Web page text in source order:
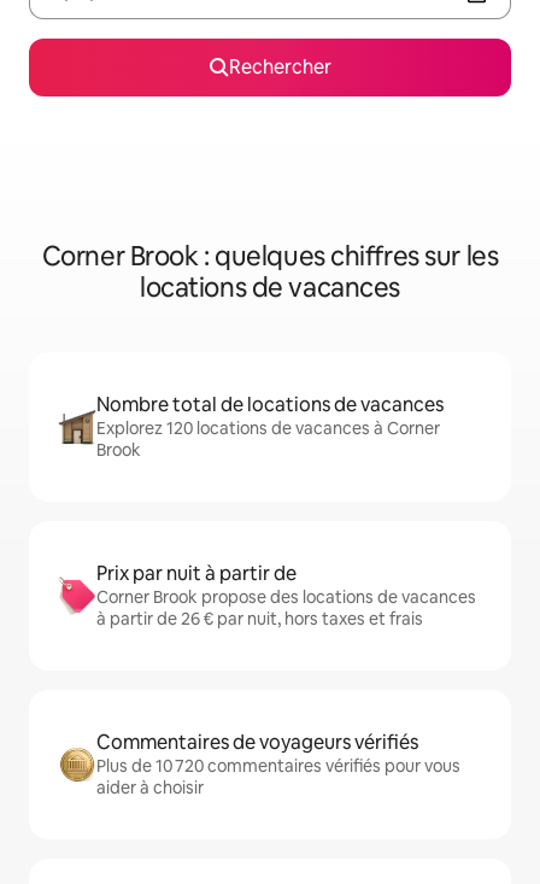
Rechercher
Corner Brook : quelques chiffres sur les
locations de vacances
Nombre total de locations de vacances
Explorez 120 locations de vacances à Corner
Brook
Prix par nuit à partir de
Corner Brook propose des locations de vacances
à partir de 26 € par nuit, hors taxes et frais
Commentaires de voyageurs vérifiés
Plus de 10 720 commentaires vérifiés pour vous
aider à choisir